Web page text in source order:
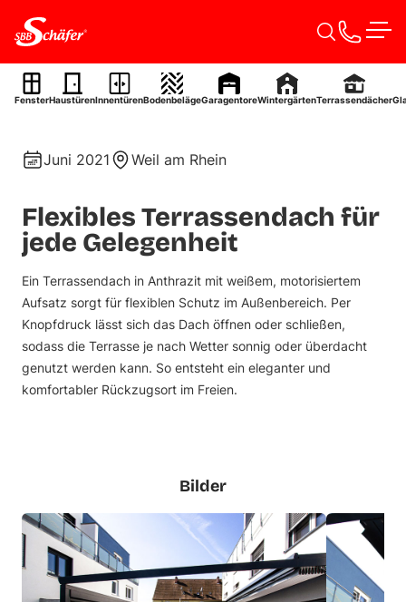
FensterHaustürenInnentürenBodenbelägeGaragentoreWintergärtenTerrassendächer
Terrassendach
Juni 2021 Weil am Rhein
Flexibles Terrassendach für
jede Gelegenheit
Ein Terrassendach in Anthrazit mit weißem, motorisiertem
Aufsatz sorgt für flexiblen Schutz im Außenbereich. Per
Knopfdruck lässt sich das Dach öffnen oder schließen,
sodass die Terrasse je nach Wetter sonnig oder überdacht
genutzt werden kann. So entsteht ein eleganter und
komfortabler Rückzugsort im Freien.
Bilder